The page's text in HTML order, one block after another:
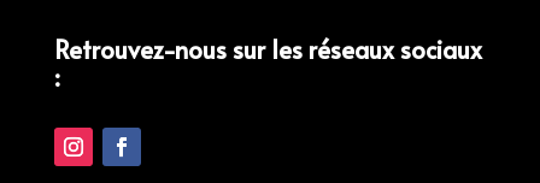
Retrouvez-nous sur les réseaux sociaux
: